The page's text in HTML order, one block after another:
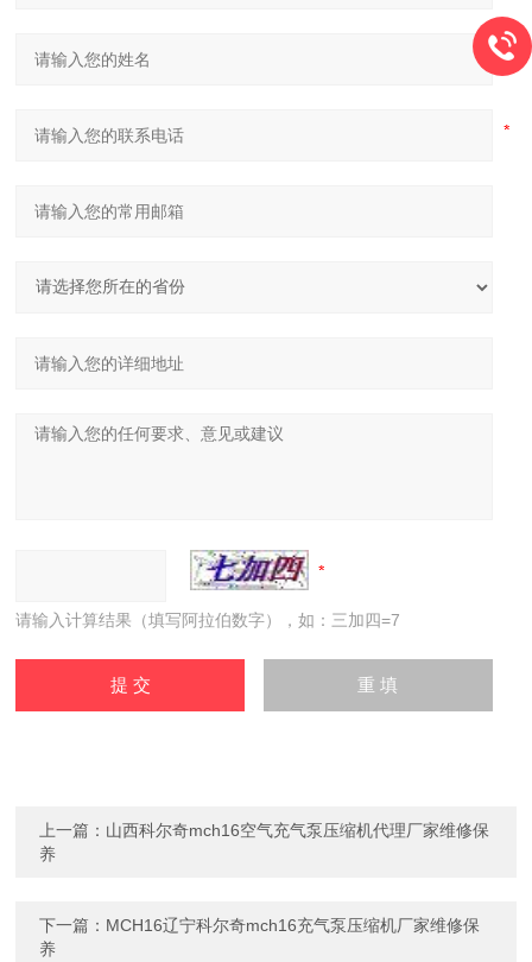
请输入计算结果（填写阿拉伯数字），如：三加四=7
上一篇： 山西科尔奇mch16空气充气泵压缩机代理厂家维修保
养
下一篇： MCH16辽宁科尔奇mch16充气泵压缩机厂家维修保
养